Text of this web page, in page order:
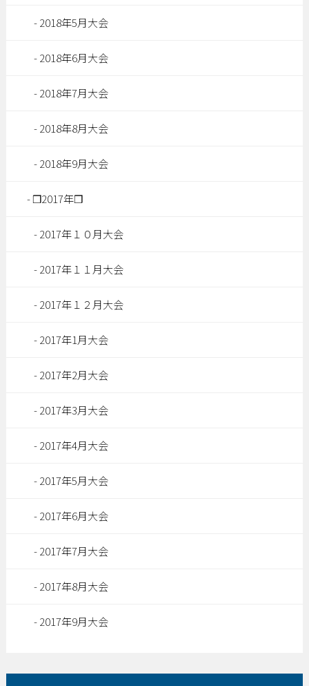
2018年5月大会
2018年6月大会
2018年7月大会
2018年8月大会
2018年9月大会
❒2017年❒
2017年１０月大会
2017年１１月大会
2017年１２月大会
2017年1月大会
2017年2月大会
2017年3月大会
2017年4月大会
2017年5月大会
2017年6月大会
2017年7月大会
2017年8月大会
2017年9月大会